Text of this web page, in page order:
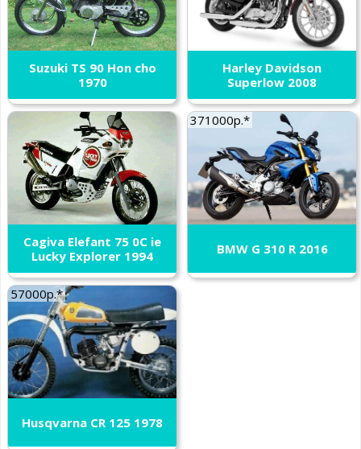
Suzuki TS 90 Hon cho
1970
Harley Davidson
Superlow 2008
Cagiva Elefant 75 0C ie
Lucky Explorer 1994
371000р.*
BMW G 310 R 2016
57000р.*
Husqvarna CR 125 1978